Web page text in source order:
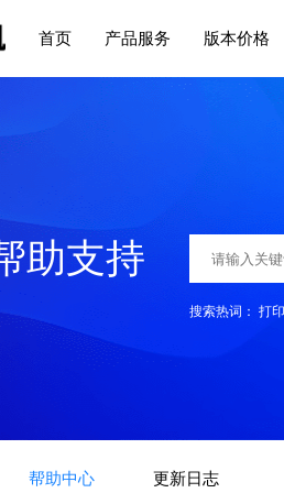
首页 产品服务 版本价格
助支持
搜索热词： 打
帮助中心 更新日志